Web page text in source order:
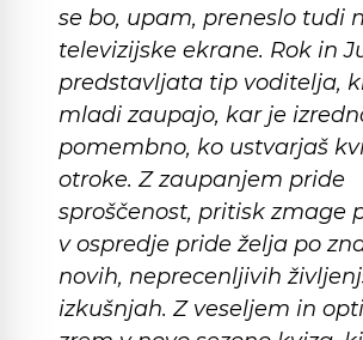
se bo, upam, preneslo tudi
televizijske ekrane. Rok in
predstavljata tip voditelja,
mladi zaupajo, kar je
pomembno, ko ustvarjaš
otroke. Z zaupanjem pride
sproščenost, pritisk zmage
v ospredje pride želja po
novih, neprecenljivih
izkušnjah. Z veseljem in